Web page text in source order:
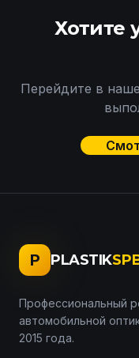
Хотите
Перейдите в
P PLASTIK
Профессиональный
автомобильной
2015 года.